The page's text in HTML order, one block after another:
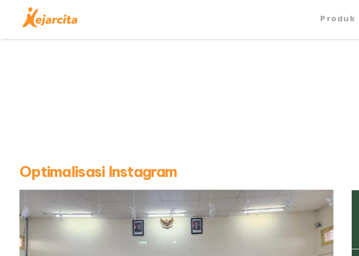
Produk
Optimalisasi Instagram